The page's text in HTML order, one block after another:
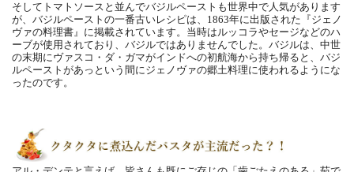
そしてトマトソースと並んでバジルペーストも世界中で人気があります
が、バジルペーストの一番古いレシピは、1863年に出版された『ジェノ
ヴァの料理書』に掲載されています。当時はルッコラやセージなどのハ
ーブが使用されており、バジルではありませんでした。バジルは、中世
の末期にヴァスコ・ダ・ガマがインドへの初航海から持ち帰ると、バジ
ルペーストがあっという間にジェノヴァの郷土料理に使われるようにな
ったのです。